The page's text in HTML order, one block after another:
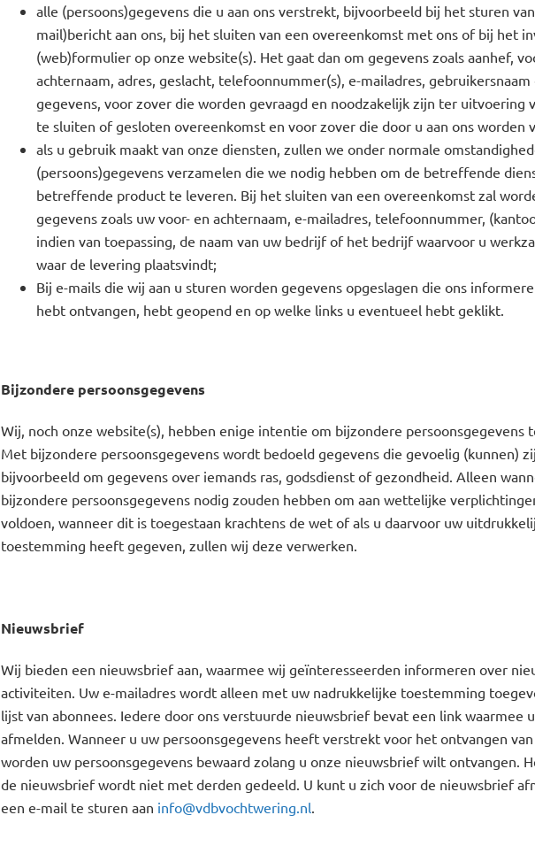
alle (persoons)gegevens die u aan ons verstrekt, bijvoorbeeld bij het sturen
mail)bericht aan ons, bij het sluiten van een overeenkomst met ons of bij het
(web)formulier op onze website(s). Het gaat dan om gegevens zoals aanhef,
achternaam, adres, geslacht, telefoonnummer(s), e-mailadres,
gegevens, voor zover die worden gevraagd en noodzakelijk zijn ter uitvoering
te sluiten of gesloten overeenkomst en voor zover die door u aan ons worden
als u gebruik maakt van onze diensten, zullen we onder normale
(persoons)gegevens verzamelen die we nodig hebben om de betreffende
betreffende product te leveren. Bij het sluiten van een overeenkomst zal
gegevens zoals uw voor- en achternaam, e-mailadres, telefoonnummer,
indien van toepassing, de naam van uw bedrijf of het bedrijf waarvoor u
waar de levering plaatsvindt;
Bij e-mails die wij aan u sturen worden gegevens opgeslagen die ons
hebt ontvangen, hebt geopend en op welke links u eventueel hebt geklikt.
Bijzondere persoonsgegevens
Wij, noch onze website(s), hebben enige intentie om bijzondere persoonsgegevens
Met bijzondere persoonsgegevens wordt bedoeld gegevens die gevoelig (kunnen)
bijvoorbeeld om gegevens over iemands ras, godsdienst of gezondheid. Alleen
bijzondere persoonsgegevens nodig zouden hebben om aan wettelijke
voldoen, wanneer dit is toegestaan krachtens de wet of als u daarvoor uw
toestemming heeft gegeven, zullen wij deze verwerken.
Nieuwsbrief
Wij bieden een nieuwsbrief aan, waarmee wij geïnteresseerden informeren over
activiteiten. Uw e-mailadres wordt alleen met uw nadrukkelijke toestemming
lijst van abonnees. Iedere door ons verstuurde nieuwsbrief bevat een link waarmee
afmelden. Wanneer u uw persoonsgegevens heeft verstrekt voor het ontvangen
worden uw persoonsgegevens bewaard zolang u onze nieuwsbrief wilt ontvangen.
de nieuwsbrief wordt niet met derden gedeeld. U kunt u zich voor de nieuwsbrief
een e-mail te sturen aan info@vdbvochtwering.nl